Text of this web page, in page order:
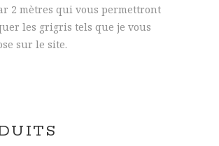
2 mètres qui vous permettront
les grigris tels que je vous
sur le site.